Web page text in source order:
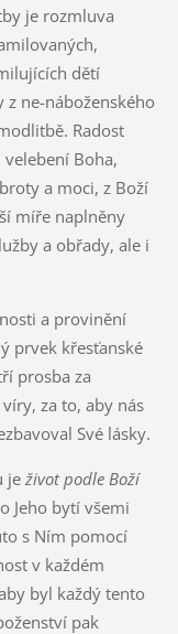
je rozmluva
dětí
ne-náboženského
Radost
Boha,
a moci, z Boží
míře naplněny
a obřady, ale i
a provinění
prvek křesťanské
prosba za
za to, aby nás
Své lásky.
je život podle Boží
Jeho bytí všemi
s Ním pomocí
v každém
byl každý tento
pak